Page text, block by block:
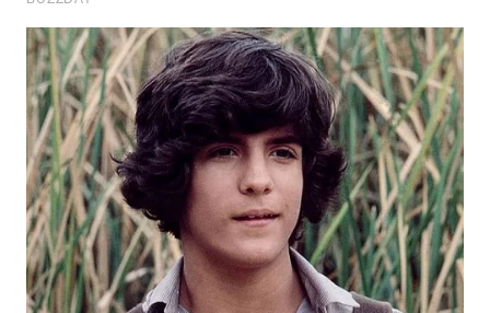
MAJALENGKA
WN
SUBANG
WN
SUKABUMI
WN
PURWAKARTA